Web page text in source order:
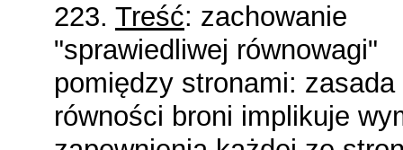
223. Treść: zachowanie
"sprawiedliwej równowagi"
pomiędzy stronami: zasada
równości broni implikuje